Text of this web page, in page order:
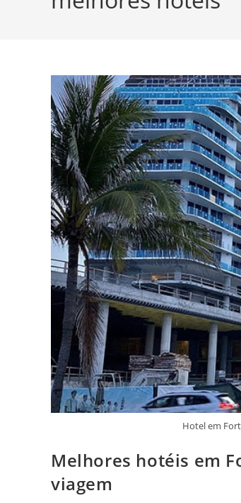
Hotel em
Melhores hotéis em
viagem